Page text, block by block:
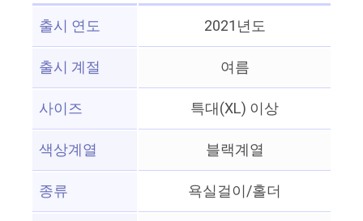
출시 연도
2021년도
출시 계절
여름
사이즈
특대(XL) 이상
색상계열
블랙계열
종류
욕실걸이/홀더